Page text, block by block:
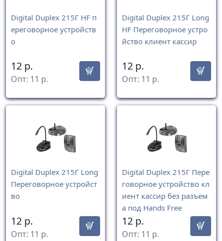
Digital Duplex 215Г HF п
ереговорное устройств
о
12 р.
Опт: 11 р.
Digital Duplex 215Г Long
HF Переговорное устро
йство клиент кассир
12 р.
Опт: 11 р.
Digital Duplex 215Г Long
Переговорное устройст
во
12 р.
Опт: 11 р.
Digital Duplex 215Г Пере
говорное устройство кл
иент кассир без разъем
а под Hands Free
12 р.
Опт: 11 р.